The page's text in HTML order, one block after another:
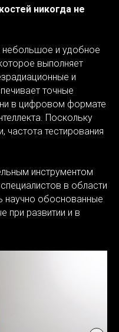
никогда не
небольшое и удобное
выполняет
и
точные
в цифровом формате
Поскольку
частота тестирования
инструментом
в области
научно обоснованные
при развитии и в